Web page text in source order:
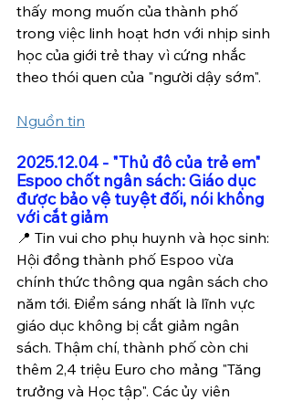
thấy mong muốn của thành phố
trong việc linh hoạt hơn với nhịp sinh
học của giới trẻ thay vì cứng nhắc
theo thói quen của "người dậy sớm".
Nguồn tin
2025.12.04 - "Thủ đô của trẻ em"
Espoo chốt ngân sách: Giáo dục
được bảo vệ tuyệt đối, nói không
với cắt giảm
📍 Tin vui cho phụ huynh và học sinh:
Hội đồng thành phố Espoo vừa
chính thức thông qua ngân sách cho
năm tới. Điểm sáng nhất là lĩnh vực
giáo dục không bị cắt giảm ngân
sách. Thậm chí, thành phố còn chi
thêm 2,4 triệu Euro cho mảng "Tăng
trưởng và Học tập". Các ủy viên